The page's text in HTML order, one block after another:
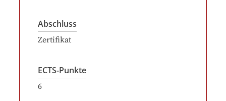
Abschluss
Zertifikat
ECTS-Punkte
6